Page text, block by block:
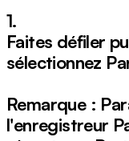
1.
Faites défiler
sélectionnez
Remarque :
l'enregistreur